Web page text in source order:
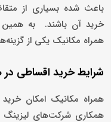
باعث شده بسیاری از
خرید آن باشند. به
همراه مکانیک یکی از
شرایط خرید اقساطی
همراه مکانیک امکان
همکاری شرکت‌های لیزینگ